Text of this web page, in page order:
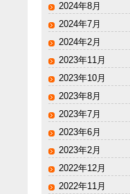
2024年8月
2024年7月
2024年2月
2023年11月
2023年10月
2023年8月
2023年7月
2023年6月
2023年2月
2022年12月
2022年11月